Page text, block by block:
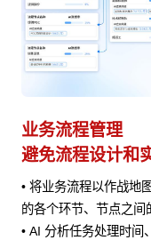
业务流程管理
避免流程设计和
• 将业务流程以作战地
的各个环节、节点之
• AI 分析任务处理时间